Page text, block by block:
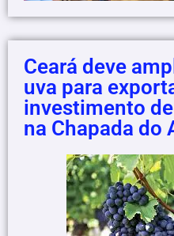
Ceará deve
uva para
investimento
na Chapada do